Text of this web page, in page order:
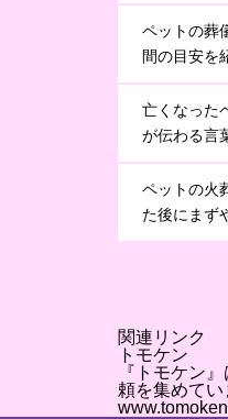
ペットの葬
間の目安を
亡くなった
が伝わる言
ペットの火
た後にまず
関連リンク
トモケン
『トモケン
頼を集めてい